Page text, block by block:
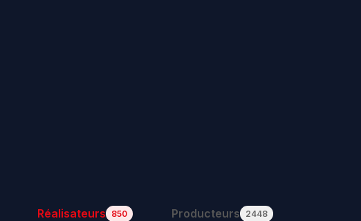
Réalisateurs 850 Producteurs 2448